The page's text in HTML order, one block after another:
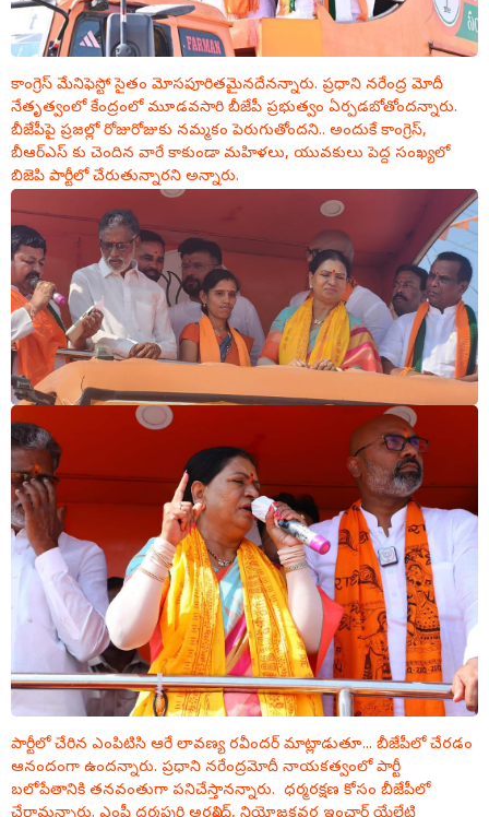
కాంగ్రెస్ మేనిఫెస్టో సైతం మోసపూరితమైనదేనన్నారు. ప్రధాని నరేంద్ర మోదీ
నేతృత్వంలో కేంద్రంలో మూడవసారి బీజేపీ ప్రభుత్వం ఏర్పడబోతోందన్నారు.
బీజేపీపై ప్రజల్లో రోజురోజుకు నమ్మకం పెరుగుతోందని.. అందుకే కాంగ్రెస్,
బీఆర్ఎస్ కు చెందిన వారే కాకుండా మహిళలు, యువకులు పెద్ద సంఖ్యలో
బిజెపి పార్టీలో చేరుతున్నారని అన్నారు.
పార్టీలో చేరిన ఎంపిటిసి ఆరే లావణ్య రవీందర్ మాట్లాడుతూ... బీజేపీలో చేరడం
ఆనందంగా ఉందన్నారు. ప్రధాని నరేంద్రమోదీ నాయకత్వంలో పార్టీ
బలోపేతానికి తనవంతుగా పనిచేస్తానన్నారు. ధర్మరక్షణ కోసం బీజేపీలో